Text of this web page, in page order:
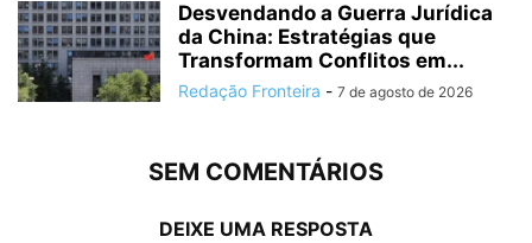
Desvendando a Guerra Jurídica
da China: Estratégias que
Transformam Conflitos em...
Redação Fronteira - 7 de agosto de 2026
SEM COMENTÁRIOS
DEIXE UMA RESPOSTA